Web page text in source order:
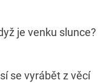
je venku slunce?
se vyrábět z věcí